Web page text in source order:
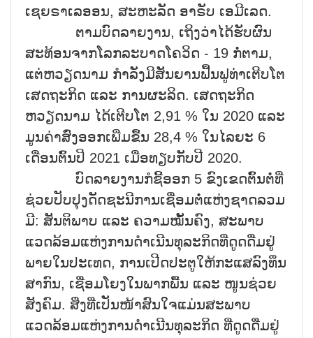
ເຊຍຣາເລອອນ, ສະຫະລັດ ອາຣັບ ເອມີເລດ.
ຕາມບົດລາຍງານ, ເຖິງວ່າໄດ້ຮັບຜົນ
ສະທ້ອນຈາກໂລກລະບາດໂຄວິດ - 19 ກໍ່ຕາມ,
ແຕ່ຫວຽດນາມ ກຳລັງມີສັນຍານຟື້ນຟູທ່າເຕີບໂຕ
ເສດຖະກິດ ແລະ ການຜະລິດ. ເສດຖະກິດ
ຫວຽດນາມ ໄດ້ເຕີບໂຕ 2,91 % ໃນ 2020 ແລະ
ມູນຄ່າສົ່ງອອກເພີ່ມຂື້ນ 28,4 % ໃນໄລຍະ 6
ເດື່ອນຕົ້ນປິ 2021 ເມື່ອທຽບກັບປີ 2020.
ບົດລາຍງານກໍຊີ້ອອກ 5 ຂົງເຂດຕົ້ນຕໍ່ທີ່
ຊ່ວຍປັບປຸງດັດຊະນີການເຊື່ອມຕໍ່ແຫ່ງຊາດລວມ
ມີ: ສັນຕິພາບ ແລະ ຄວາມໝັ້ນຄົງ, ສະພາບ
ແວດລ້ອມແຫ່ງການດຳເນີນທຸລະກິດທີ່ດູດດື່ມຢູ່
ພາຍໃນປະເທດ, ການເປີດປະຕູໃຫ້ກະແສລົງທຶນ
ສາກົນ, ເຊື່ອມໂຍງໃນພາກພື້ນ ແລະ ໜູນຊ່ວຍ
ສັງຄົມ. ສິ່ງທີ່ເປັນໜ້າສົນໃຈແມ່ນສະພາບ
ແວດລ້ອມແຫ່ງການດຳເນີນທຸລະກິດ ທີ່ດູດດື່ມຢູ່